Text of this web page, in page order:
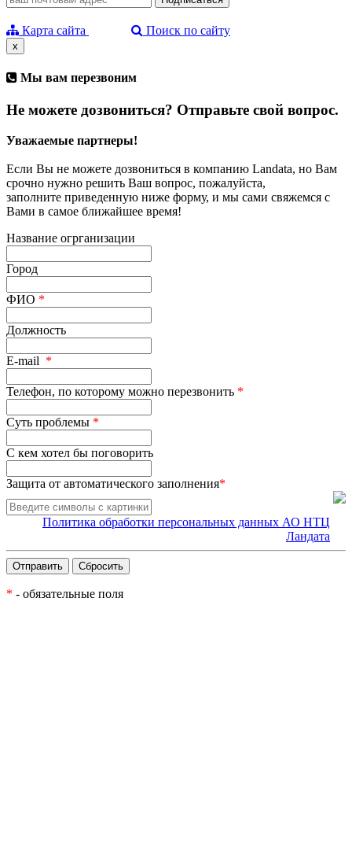
Карта сайта Поиск по сайту
x
Мы вам перезвоним
Не можете дозвониться? Отправьте свой вопрос.
Уважаемые партнеры!
Если Вы не можете дозвониться в компанию Landata, но Вам
срочно нужно решить Ваш вопрос, пожалуйста,
заполните приведенную ниже форму, и мы сами свяжемся с
Вами в самое ближайшее время!
Название огрганизации
Город
ФИО *
Должность
E-mail *
Телефон, по которому можно перезвонить *
Суть проблемы *
С кем хотел бы поговорить
Защита от автоматического заполнения*
Политика обработки персональных данных АО НТЦ
Ландата
* - обязательные поля